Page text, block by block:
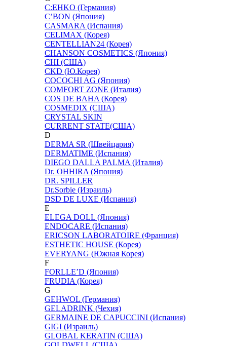
C:EHKO (Германия)
C’BON (Япония)
CASMARA (Испания)
CELIMAX (Корея)
CENTELLIAN24 (Корея)
CHANSON COSMETICS (Япония)
CHI (США)
CKD (Ю.Корея)
COCOCHI AG (Япония)
COMFORT ZONE (Италия)
COS DE BAHA (Корея)
COSMEDIX (США)
CRYSTAL SKIN
CURRENT STATE(США)
D
DERMA SR (Швейцария)
DERMATIME (Испания)
DIEGO DALLA PALMA (Италия)
Dr. OHHIRA (Япония)
DR. SPILLER
Dr.Sorbie (Израиль)
DSD DE LUXE (Испания)
E
ELEGA DOLL (Япония)
ENDOCARE (Испания)
ERICSON LABORATOIRE (Франция)
ESTHETIC HOUSE (Корея)
EVERYANG (Южная Корея)
F
FORLLE’D (Япония)
FRUDIA (Корея)
G
GEHWOL (Германия)
GELADRINK (Чехия)
GERMAINE DE CAPUCCINI (Испания)
GIGI (Израиль)
GLOBAL KERATIN (США)